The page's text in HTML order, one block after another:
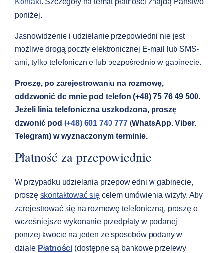
Kontakt. Szczegóły na temat płatności znajdą Państwo
poniżej.
Jasnowidzenie i udzielanie przepowiedni nie jest
możliwe drogą poczty elektronicznej E-mail lub SMS-
ami, tylko telefonicznie lub bezpośrednio w gabinecie.
Proszę, po zarejestrowaniu na rozmowę,
oddzwonić do mnie pod telefon (+48) 75 76 49 500.
Jeżeli linia telefoniczna uszkodzona, proszę
dzwonić pod (+48) 601 740 777 (WhatsApp, Viber,
Telegram) w wyznaczonym terminie.
Płatność za przepowiednie
W przypadku udzielania przepowiedni w gabinecie,
proszę skontaktować się celem umówienia wizyty. Aby
zarejestrować się na rozmowę telefoniczną, proszę o
wcześniejsze wykonanie przedpłaty w podanej
poniżej kwocie na jeden ze sposobów podany w
dziale Płatności (dostępne są bankowe przelewy